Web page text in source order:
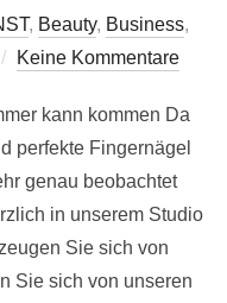
, Beauty, Business,
Keine Kommentare
kann kommen Da
perfekte Fingernägel
genau beobachtet
in unserem Studio
Sie sich von
Sie sich von unseren